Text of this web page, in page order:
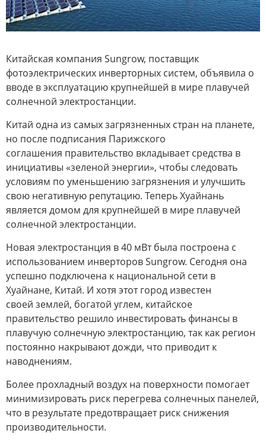
Китайская компания Sungrow, поставщик
фотоэлектрических инверторных систем, объявила о
вводе в эксплуатацию крупнейшей в мире плавучей
солнечной электростанции.
Китай одна из самых загрязненных стран на планете,
но после подписания Парижского
соглашения правительство вкладывает средства в
инициативы «зеленой энергии», чтобы следовать
условиям по уменьшению загрязнения и улучшить
свою негативную репутацию. Теперь Хуайнань
является домом для крупнейшей в мире плавучей
солнечной электростанции.
Новая электростанция в 40 мВт была построена с
использованием инверторов Sungrow. Сегодня она
успешно подключена к национальной сети в
Хуайнане, Китай. И хотя этот город известен
своей землей, богатой углем, китайское
правительство решило инвестировать финансы в
плавучую солнечную электростанцию, так как регион
постоянно накрывают дожди, что приводит к
наводнениям.
Более прохладный воздух на поверхности помогает
минимизировать риск перегрева солнечных панелей,
что в результате предотвращает риск снижения
производительности.